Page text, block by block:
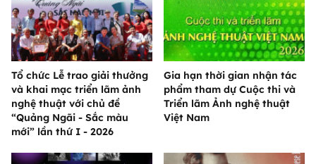
Tổ chức Lễ trao giải thưởng
và khai mạc triển lãm ảnh
nghệ thuật với chủ đề
“Quảng Ngãi - Sắc màu
mới” lần thứ I - 2026
Gia hạn thời gian nhận tác
phẩm tham dự Cuộc thi và
Triển lãm Ảnh nghệ thuật
Việt Nam